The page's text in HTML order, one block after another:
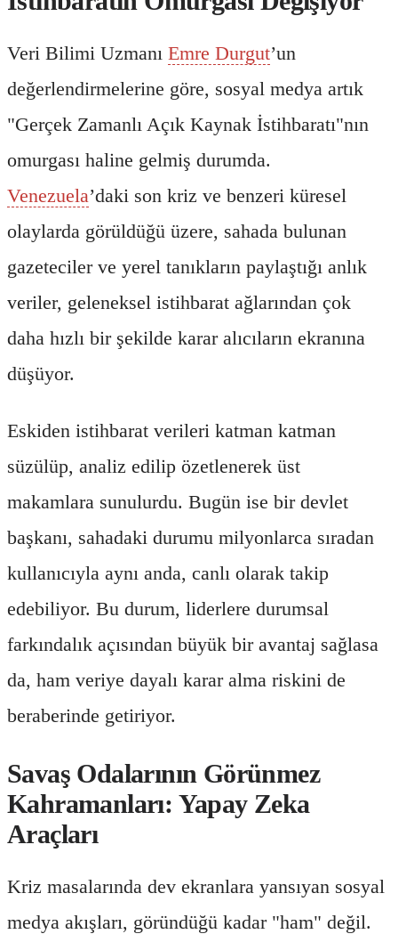
Veri Bilimi Uzmanı Emre Durgut’un
değerlendirmelerine göre, sosyal medya artık
"Gerçek Zamanlı Açık Kaynak İstihbaratı"nın
omurgası haline gelmiş durumda.
Venezuela’daki son kriz ve benzeri küresel
olaylarda görüldüğü üzere, sahada bulunan
gazeteciler ve yerel tanıkların paylaştığı anlık
veriler, geleneksel istihbarat ağlarından çok
daha hızlı bir şekilde karar alıcıların ekranına
düşüyor.
Eskiden istihbarat verileri katman katman
süzülüp, analiz edilip özetlenerek üst
makamlara sunulurdu. Bugün ise bir devlet
başkanı, sahadaki durumu milyonlarca sıradan
kullanıcıyla aynı anda, canlı olarak takip
edebiliyor. Bu durum, liderlere durumsal
farkındalık açısından büyük bir avantaj sağlasa
da, ham veriye dayalı karar alma riskini de
beraberinde getiriyor.
Savaş Odalarının Görünmez
Kahramanları: Yapay Zeka
Araçları
Kriz masalarında dev ekranlara yansıyan sosyal
medya akışları, göründüğü kadar "ham" değil.